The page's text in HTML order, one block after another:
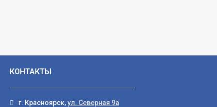
КОНТАКТЫ
г. Красноярск,ул. Северная 9а